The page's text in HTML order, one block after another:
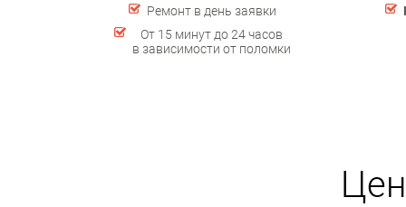
Ремонт в день заявки
От 15 минут до 24 часов
в зависимости от поломки